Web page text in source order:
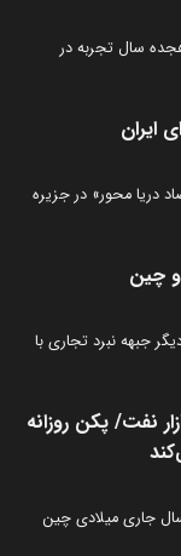
سال تجربه در
ایران
دریا محور» در جزیره
و چین
جبهه نبرد تجاری با
نفت/ پکن روزانه
جاری میلادی چین